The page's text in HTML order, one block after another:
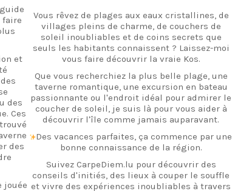
faire
et
des
Ces
des
jouée
Vous rêvez de plages aux eaux cristallines, de
villages pleins de charme, de couchers de
soleil inoubliables et de coins secrets que
seuls les habitants connaissent ? Laissez-moi
vous faire découvrir la vraie Kos.
Que vous recherchiez la plus belle plage, une
taverne romantique, une excursion en bateau
passionnante ou l'endroit idéal pour admirer le
coucher de soleil, je suis là pour vous aider à
découvrir l'île comme jamais auparavant.
Des vacances parfaites, ça commence par une
bonne connaissance de la région.
Suivez CarpeDiem.lu pour découvrir des
conseils d'initiés, des lieux à couper le souffle
et vivre des expériences inoubliables à travers